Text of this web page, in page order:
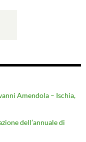
Amendola – Ischia,
dell’annuale di